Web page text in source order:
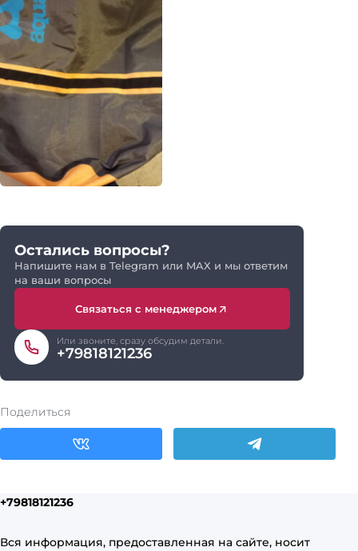
Остались вопросы?
Напишите нам в Telegram или MAX и мы ответим
на ваши вопросы
Связаться с менеджером
Или звоните, сразу обсудим детали.
+79818121236
Поделиться
+79818121236
Вся информация, предоставленная на сайте, носит